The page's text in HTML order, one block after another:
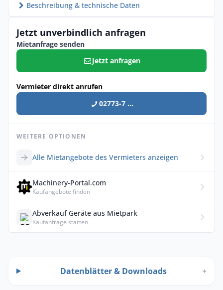
Beschreibung & technische Daten
Jetzt unverbindlich anfragen
Mietanfrage senden
Jetzt anfragen
Vermieter direkt anrufen
02773-7 ...
WEITERE OPTIONEN
Alle Mietangebote des Vermieters anzeigen
Machinery-Portal.com
Kaufangebote finden
Abverkauf Geräte aus Mietpark
Kaufanfrage starten
Datenblätter & Downloads +